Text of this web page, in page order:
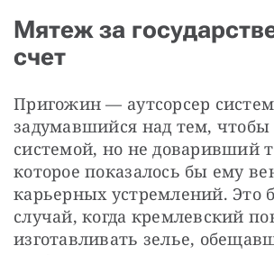
Мятеж за
счет
Пригожин — аутсорсер
задумавшийся над тем, чтобы
системой, но не доваривший
которое показалось бы ему
карьерных устремлений. Это
случай, когда кремлевский
изготавливать зелье,